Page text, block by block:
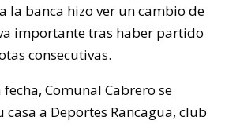
la banca hizo ver un cambio de
importante tras haber partido
consecutivas.
Comunal Cabrero se
casa a Deportes Rancagua, club